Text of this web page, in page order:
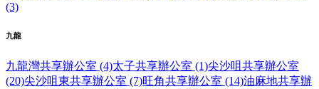
(3)
九龍
九龍灣共享辦公室 (4)太子共享辦公室 (1)尖沙咀共享辦公室
(20)尖沙咀東共享辦公室 (7)旺角共享辦公室 (14)油麻地共享辦